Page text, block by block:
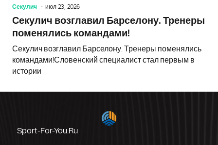
Секулич июл 23, 2026
Секулич возглавил Барселону. Тренеры
поменялись командами!
Секулич возглавил Барселону. Тренеры поменялись
командами!Словенский специалист стал первым в
истории
Sport-For-You.ru